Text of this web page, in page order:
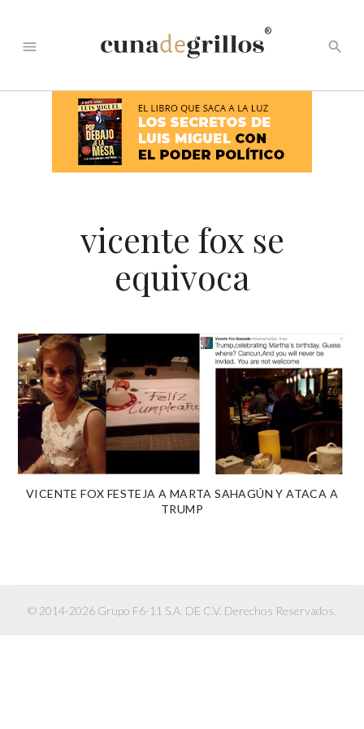
menu
®
search
vicente fox se
equivoca
VICENTE FOX FESTEJA A MARTA SAHAGÚN Y ATACA A
TRUMP
© 2014-2026 Grupo F6-11 S.A. DE C.V. Derechos Reservados.